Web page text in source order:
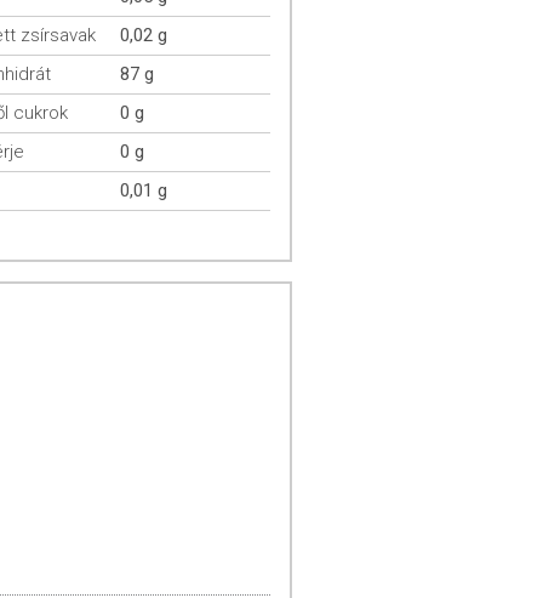
zsírsavak
0,02 g
87 g
cukrok
0 g
0 g
0,01 g